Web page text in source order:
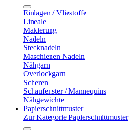
Einlagen / Vliestoffe
Lineale
Makierung
Nadeln
Stecknadeln
Maschienen Nadeln
Nähgarn
Overlockgarn
Scheren
Schaufenster / Mannequins
Nähgewichte
Papierschnittmuster
Zur Kategorie Papierschnittmuster